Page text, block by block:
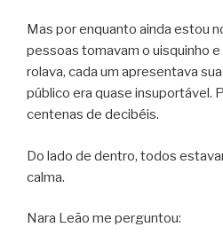
Mas por enquanto ainda estou
pessoas tomavam o uisquinho
rolava, cada um apresentava
público era quase insuportável.
centenas de decibéis.
Do lado de dentro, todos
calma.
Nara Leão me perguntou: